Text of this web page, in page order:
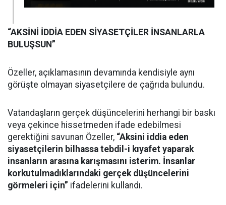
“AKSİNİ İDDİA EDEN SİYASETÇİLER İNSANLARLA
BULUŞSUN”
Özeller, açıklamasının devamında kendisiyle aynı
görüşte olmayan siyasetçilere de çağrıda bulundu.
Vatandaşların gerçek düşüncelerini herhangi bir baskı
veya çekince hissetmeden ifade edebilmesi
gerektiğini savunan Özeller, “Aksini iddia eden
siyasetçilerin bilhassa tebdil-i kıyafet yaparak
insanların arasına karışmasını isterim. İnsanlar
korkutulmadıklarındaki gerçek düşüncelerini
görmeleri için” ifadelerini kullandı.